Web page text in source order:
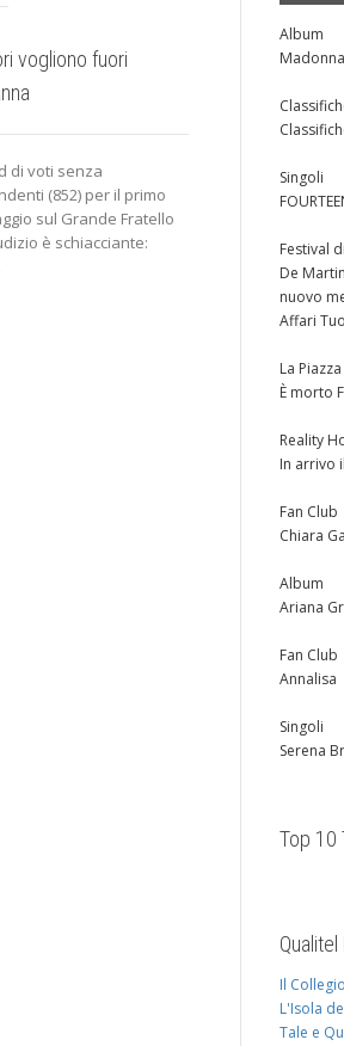
vogliono fuori
di voti senza
(852) per il primo
sul Grande Fratello
è schiacciante:
Eliminata
http://
Dodicesima
interessante
mezz’ora di
Album
Singoli
Festival
De
nuovo
Affari
La Piazza
È morto
Reality
In arrivo
Fan Club
Chiara
Album
Ariana
Fan Club
Annalisa
Singoli
Serena
Top 10
Il
L'Isola
Tale e